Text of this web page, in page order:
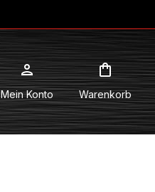
Mein Konto Warenkorb